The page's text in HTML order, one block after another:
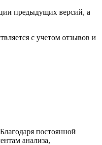
предыдущих версий, а
с учетом отзывов и
постоянной
анализа,